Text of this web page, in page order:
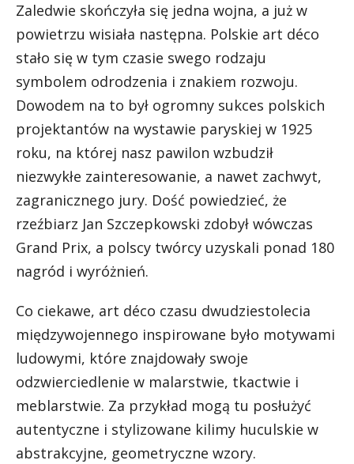
Zaledwie skończyła się jedna wojna, a już w
powietrzu wisiała następna. Polskie art déco
stało się w tym czasie swego rodzaju
symbolem odrodzenia i znakiem rozwoju.
Dowodem na to był ogromny sukces polskich
projektantów na wystawie paryskiej w 1925
roku, na której nasz pawilon wzbudził
niezwykłe zainteresowanie, a nawet zachwyt,
zagranicznego jury. Dość powiedzieć, że
rzeźbiarz Jan Szczepkowski zdobył wówczas
Grand Prix, a polscy twórcy uzyskali ponad 180
nagród i wyróżnień.
Co ciekawe, art déco czasu dwudziestolecia
międzywojennego inspirowane było motywami
ludowymi, które znajdowały swoje
odzwierciedlenie w malarstwie, tkactwie i
meblarstwie. Za przykład mogą tu posłużyć
autentyczne i stylizowane kilimy huculskie w
abstrakcyjne, geometryczne wzory.